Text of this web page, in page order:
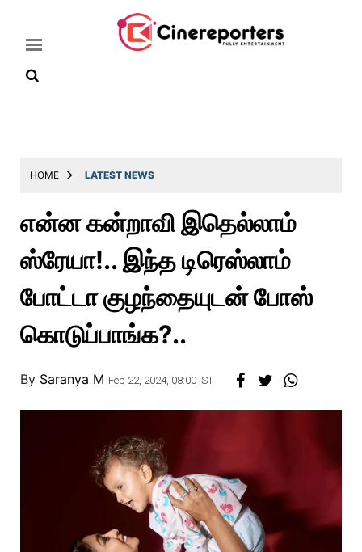
Latest
Throwback
Television
Reviews
Story
HOME LATEST NEWS
என்ன கன்றாவி இதெல்லாம்
ஸ்ரேயா!.. இந்த டிரெஸ்லாம்
போட்டா குழந்தையுடன் போஸ்
கொடுப்பாங்க?..
By Saranya M Feb 22, 2024, 08:00 IST